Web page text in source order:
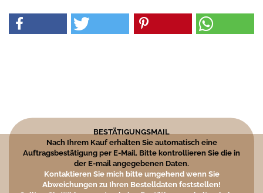
BESTÄTIGUNGSMAIL
Nach Ihrem Kauf erhalten Sie automatisch eine
Auftragsbestätigung per E-Mail. Bitte kontrollieren Sie die in
der E-mail angegebenen Daten.
Kontaktieren Sie mich bitte umgehend wenn Sie
Abweichungen zu Ihren Bestelldaten feststellen!